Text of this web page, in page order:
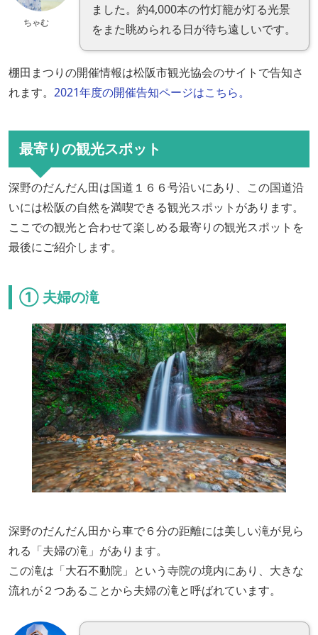
ちゃむ
ました。約4,000本の竹灯籠が灯る光景
をまた眺められる日が待ち遠しいです。
棚田まつりの開催情報は松阪市観光協会のサイトで告知さ
れます。 2021年度の開催告知ページはこちら。
最寄りの観光スポット
深野のだんだん田は国道１６６号沿いにあり、この国道沿
いには松阪の自然を満喫できる観光スポットがあります。
ここでの観光と合わせて楽しめる最寄りの観光スポットを
最後にご紹介します。
① 夫婦の滝
深野のだんだん田から車で６分の距離には美しい滝が見ら
れる「夫婦の滝」があります。
この滝は「大石不動院」という寺院の境内にあり、大きな
流れが２つあることから夫婦の滝と呼ばれています。